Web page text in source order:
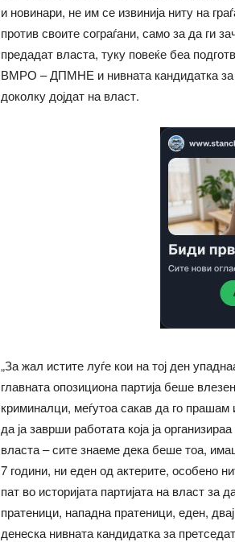
и новинари, не им се извинија ниту на
против своите сограѓани, само за да ги
предадат власта, туку повеќе беа
ВМРО – ДПМНЕ и нивната кандидатка за
доколку дојдат на власт.
„За жал истите луѓе кои на тој ден
главната опозициона партија беше
криминалци, меѓутоа сакав да го
да ја заврши работата која ја
власта – сите знаеме дека беше тоа,
7 години, ни еден од актерите, особено
пат во историјата партијата на власт
пратеници, нападна пратеници, еден,
денеска нивната кандидатка за